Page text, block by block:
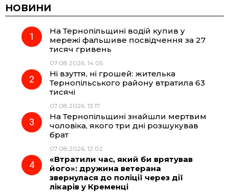
c
e
o
k
e
r
a
t
A
НОВИНИ
На Тернопільщині водій купив у
мережі фальшиве посвідчення за 27
тисяч гривень
07.08.2026, 14:05
Ні взуття, ні грошей: жителька
Тернопільського району втратила 63
тисячі
07.08.2026, 13:17
На Тернопільщині знайшли мертвим
чоловіка, якого три дні розшукував
брат
07.08.2026, 12:02
«Втратили час, який би врятував
його»: дружина ветерана
звернулася до поліції через дії
лікарів у Кременці